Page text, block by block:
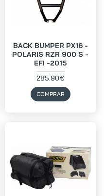
BACK BUMPER PX16 -
POLARIS RZR 900 S -
EFI -2015
285.90€
COMPRAR